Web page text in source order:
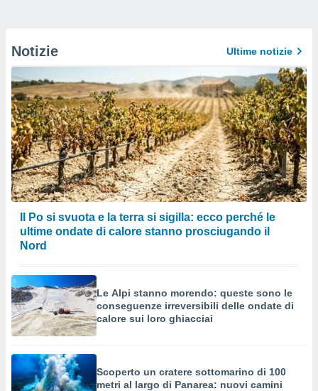
Notizie Ultime notizie
Il Po si svuota e la terra si sigilla: ecco perché le
ultime ondate di calore stanno prosciugando il
Nord
Le Alpi stanno morendo: queste sono le
conseguenze irreversibili delle ondate di
calore sui loro ghiacciai
Scoperto un cratere sottomarino di 100
metri al largo di Panarea: nuovi camini